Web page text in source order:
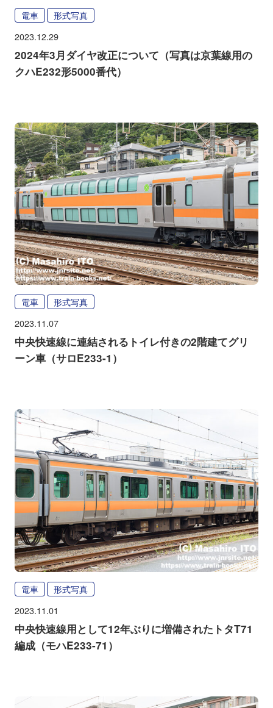
電車 形式写真
2023.12.29
2024年3月ダイヤ改正について（写真は京葉線用の
クハE232形5000番代）
電車 形式写真
2023.11.07
中央快速線に連結されるトイレ付きの2階建てグリ
ーン車（サロE233-1）
電車 形式写真
2023.11.01
中央快速線用として12年ぶりに増備されたトタT71
編成（モハE233-71）